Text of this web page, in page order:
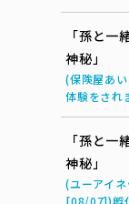
「孫と一
神秘」
(保険屋あ
体験をされ
「孫と一
神秘」
(ユーアイ
[08/07])孵